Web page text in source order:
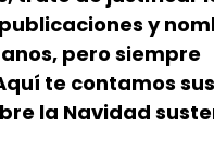
y
pero siempre
te contamos sus
la Navidad